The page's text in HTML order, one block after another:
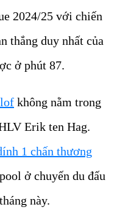
2024/25 với chiến
thắng duy nhất của
ở phút 87.
không nằm trong
Erik ten Hag.
1 chấn thương
ở chuyến du đấu
này.